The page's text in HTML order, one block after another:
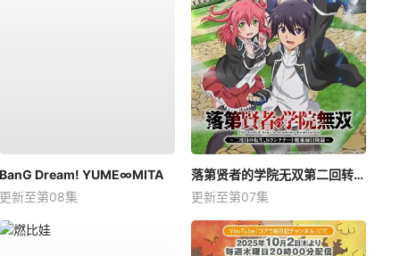
BanG Dream! YUME∞MITA
更新至第08集
落第贤者的学院无双第二回转生，S等级作弊魔术师冒险记
更新至第07集